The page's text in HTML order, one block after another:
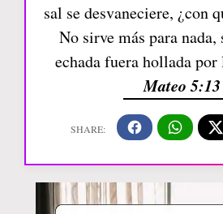
sal se desvaneciere, ¿con
No sirve más para nada,
echada fuera hollada por
Mateo 5:13